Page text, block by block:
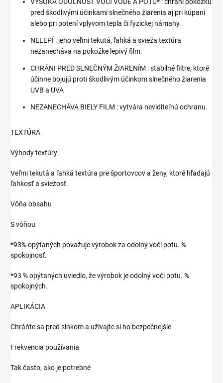
pred škodlivými účinkami slnečného žiarenia aj pri kúpaní
alebo pri potení vplyvom tepla či fyzickej námahy.
NELEPÍ : jeho veľmi tekutá, ľahká a svieža textúra
nezanecháva na pokožke lepivý film.
CHRÁNI PRED SLNEČNÝM ŽIARENÍM : stabilné filtre, ktoré
účinne bojujú proti škodlivým účinkom slnečného žiarenia
UVB a UVA
NEZANECHÁVA BIELY FILM : vytvára neviditeľnú ochranu.
TEXTÚRA
Výhody textúry
Veľmi tekutá a ľahká textúra pre športovcov a ženy, ktoré hľadajú
ľahkosť a sviežosť.
Vôňa obsahu
S vôňou
*93% opýtaných považuje výrobok za odolný voči potu. %
spokojnosť.
*93 % opýtaných uviedlo, že výrobok je odolný voči potu. %
spokojných.
APLIKÁCIA
Chráňte sa pred slnkom a užívajte si ho bezpečnejšie
Frekvencia používania
Tak často, ako je potrebné